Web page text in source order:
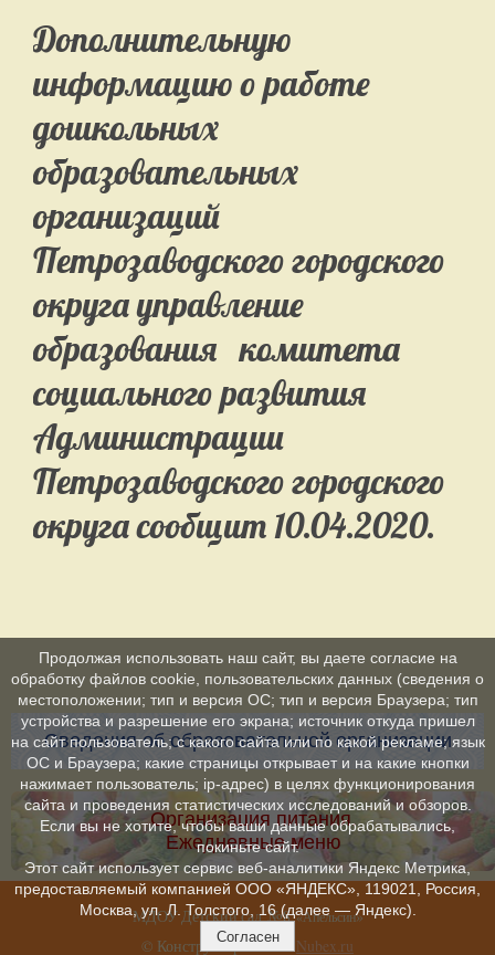
Дополнительную
информацию о работе
дошкольных
образовательных
организаций
Петрозаводского городского
округа управление
образования комитета
социального развития
Администрации
Петрозаводского городского
округа сообщит 10.04.2020.
Сведения об образовательной организации
Организация питания.
Ежедневные меню
МДОУ Детский сад №8«Апельсин»
© Конструктор сайтов Nubex.ru
Продолжая использовать наш сайт, вы даете согласие на
обработку файлов cookie, пользовательских данных (сведения о
местоположении; тип и версия ОС; тип и версия Браузера; тип
устройства и разрешение его экрана; источник откуда пришел
на сайт пользователь; с какого сайта или по какой рекламе; язык
ОС и Браузера; какие страницы открывает и на какие кнопки
нажимает пользователь; ip-адрес) в целях функционирования
сайта и проведения статистических исследований и обзоров.
Если вы не хотите, чтобы ваши данные обрабатывались,
покиньте сайт.
Этот сайт использует сервис веб-аналитики Яндекс Метрика,
предоставляемый компанией ООО «ЯНДЕКС», 119021, Россия,
Москва, ул. Л. Толстого, 16 (далее — Яндекс).
Согласен